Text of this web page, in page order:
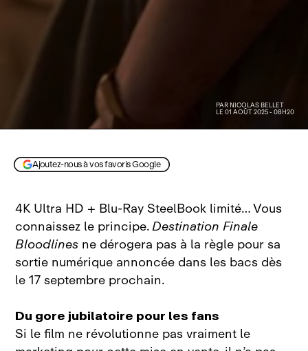
PARNICOLAS BELLET
LE 01 AOÛT 2025 - 08H20
Ajoutez-nous à vos favoris Google
4K Ultra HD + Blu‑Ray SteelBook limité… Vous
connaissez le principe.Destination Finale
Bloodlines ne dérogera pas à la règle pour sa
sortie numérique annoncée dans les bacs dès
le 17 septembre prochain.
Du gore jubilatoire pour les fans
Si le film ne révolutionne pas vraiment le